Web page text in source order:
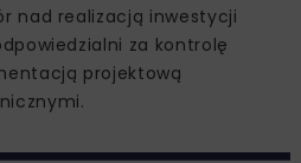
nad realizacją inwestycji
za kontrolę
projektową